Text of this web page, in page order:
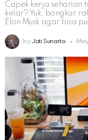
Capek kerja seharian
kelar? Yuk, bongkar
Elon Musk agar bisa
by Jati Sunarto